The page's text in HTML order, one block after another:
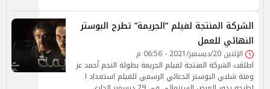
الشركة المنتجة لفيلم ”الجريمة” تطرح البوستر
النهائي للعمل
الإثنين 20/ديسمبر/2021 - 06:56 م
اطلقت الشركة المنتجة لفيلم الجريمة بطولة النجم أحمد عز
ومنة شلبي البوستر الدعائي الرسمي للفيلم استعداد ا